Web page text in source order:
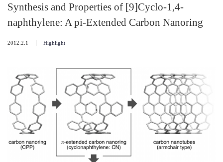
Synthesis and Properties of [9]Cyclo-1,4-
naphthylene: A pi-Extended Carbon Nanoring
2012.2.1 Highlight